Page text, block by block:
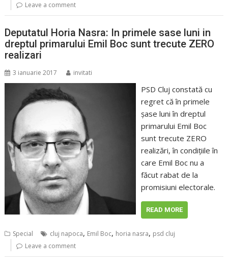
Leave a comment
Deputatul Horia Nasra: In primele sase luni in
dreptul primarului Emil Boc sunt trecute ZERO
realizari
3 ianuarie 2017 invitati
PSD Cluj constată cu
regret că în primele
şase luni în dreptul
primarului Emil Boc
sunt trecute ZERO
realizări, în condiţiile în
care Emil Boc nu a
făcut rabat de la
promisiuni electorale.
READ MORE
Special cluj napoca, Emil Boc, horia nasra, psd cluj
Leave a comment